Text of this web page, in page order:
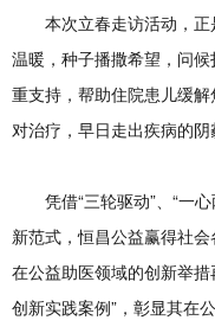
本次立春走访活动，
温暖，种子播撒希望，问
重支持，帮助住院患儿缓
对治疗，早日走出疾病的阴
凭借“三轮驱动”、“一
新范式，恒昌公益赢得社
在公益助医领域的创新举
创新实践案例”，彰显其在